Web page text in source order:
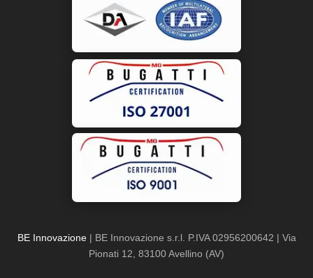
BE Innovazione| BE Innovazione s.r.l. P.IVA 02956200642 | Via
Pionati 12, 83100 Avellino (AV)